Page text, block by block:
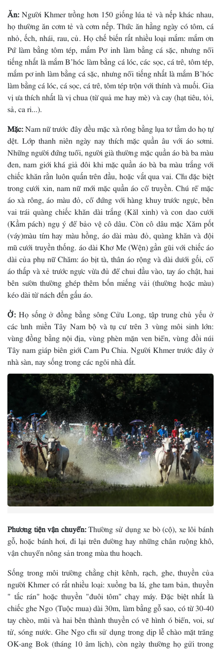
Ăn:Người Khmer trồng hơn 150 giống lúa tẻ và nếp khác nhau,
họ thường ăn cơm tẻ và cơm nếp. Thức ăn hằng ngày có tôm, cá
nhỏ, ếch, nhái, rau, củ. Họ chế biến rất nhiều loại mắm: mắm ơn
Pứ làm bằng tôm tép, mắm Pơ inh làm bằng cá sặc, nhưng nổi
tiếng nhất là mắm B’hóc làm bằng cá lóc, các sọc, cá trê, tôm tép,
mắm pơ inh làm bằng cá sặc, nhưng nổi tiếng nhất là mắm B’hóc
làm bằng cá lóc, cá sọc, cá trê, tôm tép trộn với thính và muối. Gia
vị ưa thích nhất là vị chua (từ quả me hay mè) và cay (hạt tiêu, tỏi,
sả, ca ri...).
Mặc:Nam nữ trước đây đều mặc xà rông bằng lụa tơ tằm do họ tự
dệt. Lớp thanh niên ngày nay thích mặc quần âu với áo sơmi.
Những người đứng tuổi, người già thường mặc quần áo bà ba màu
đen, nam giới khá giả đôi khi mặc quần áo bà ba màu trắng với
chiếc khăn rằn luôn quấn trên đầu, hoặc vắt qua vai. Chỉ đặc biệt
trong cưới xin, nam nữ mới mặc quần áo cổ truyền. Chú rể mặc
áo xà rông, áo màu đỏ, cổ đứng với hàng khuy trước ngực, bên
vai trái quàng chiếc khăn dài trắng (Kăl xinh) và con dao cưới
(Kầm pách) ngụ ý để bảo vệ cô dâu. Còn cô dâu mặc Xăm pốt
(váy)màu tím hay màu hồng, áo dài màu đỏ, quàng khăn và đội
mũ cưới truyền thống. áo dài Khơ Me (Wện) gần gũi với chiếc áo
dài của phụ nữ Chăm: áo bịt tà, thân áo rộng và dài dưới gối, cổ
áo thấp và xẻ trước ngực vừa đủ để chui đầu vào, tay áo chật, hai
bên sườn thường ghép thêm bốn miếng vải (thường hoặc màu)
kéo dài từ nách đến gấu áo.
Ở: Họ sống ở đồng bằng sông Cửu Long, tập trung chủ yếu ở
các tỉnh miền Tây Nam bộ và tụ cư trên 3 vùng môi sinh lớn:
vùng đồng bằng nội địa, vùng phèn mặn ven biển, vùng đồi núi
Tây nam giáp biên giới Cam Pu Chia. Người Khmer trước đây ở
nhà sàn, nay sống trong các ngôi nhà đất.
Phương tiện vận chuyển:Thường sử dụng xe bò (cộ), xe lôi bánh
gỗ, hoặc bánh hơi, đi lại trên đường hay những chân ruộng khô,
vận chuyển nông sản trong mùa thu hoạch.
Sống trong môi trường chằng chịt kênh, rạch, ghe, thuyền của
người Khmer có rất nhiều loại: xuồng ba lá, ghe tam bản, thuyền
" tắc rán" hoặc thuyền "đuôi tôm" chạy máy. Ðặc biệt nhất là
chiếc ghe Ngo (Tuộc mua) dài 30m, làm bằng gỗ sao, có từ 30-40
tay chèo, mũi và hai bên thành thuyền có vẽ hình ó biển, voi, sư
tử, sóng nước. Ghe Ngo chỉ sử dụng trong dịp lễ chào mặt trăng
OK-ang Bok (tháng 10 âm lịch), còn ngày thường họ gửi trong